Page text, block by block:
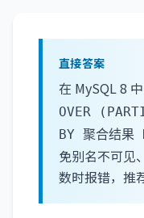
直接答案
在 MySQL 8
OVER
BY 聚合结果
免别名不可见
数时报错，推